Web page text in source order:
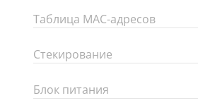
Таблица MAC-адресов
Стекирование
Блок питания